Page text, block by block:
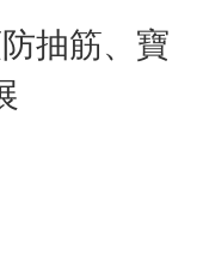
抽筋、寶